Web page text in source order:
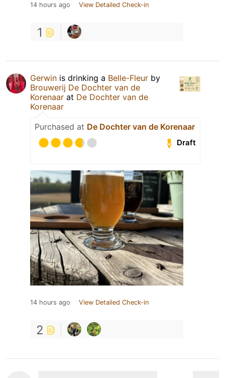
14 hours ago View Detailed Check-in
1
Gerwin is drinking a Belle-Fleur by
Brouwerij De Dochter van de
Korenaar at De Dochter van de
Korenaar
Purchased at De Dochter van de Korenaar
Draft
14 hours ago View Detailed Check-in
2